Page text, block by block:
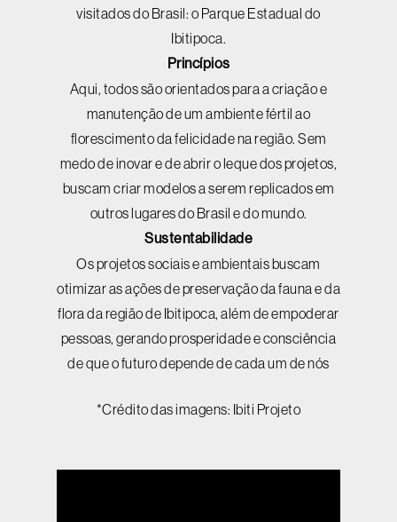
visitados do Brasil: o Parque Estadual do
Ibitipoca.
Princípios
Aqui, todos são orientados para a criação e
manutenção de um ambiente fértil ao
florescimento da felicidade na região. Sem
medo de inovar e de abrir o leque dos projetos,
buscam criar modelos a serem replicados em
outros lugares do Brasil e do mundo.
Sustentabilidade
Os projetos sociais e ambientais buscam
otimizar as ações de preservação da fauna e da
flora da região de Ibitipoca, além de empoderar
pessoas, gerando prosperidade e consciência
de que o futuro depende de cada um de nós
*Crédito das imagens: Ibiti Projeto